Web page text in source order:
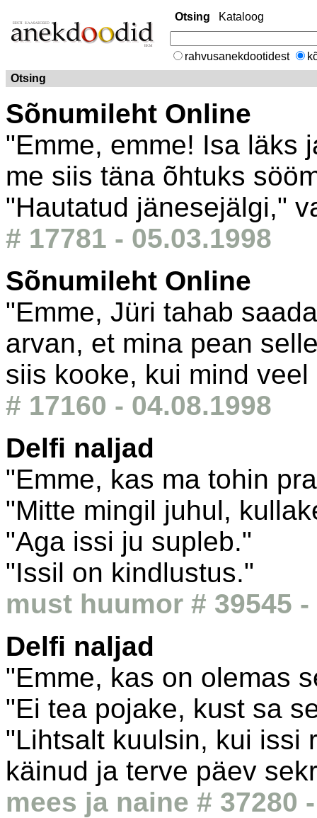
Otsing Kataloog
rahvusanekdootidest
Otsing
Sõnumileht Online
"Emme, emme! Isa läks
me siis täna õhtuks
"Hautatud jänesejälgi,"
# 17781 - 05.03.1998
Sõnumileht Online
"Emme, Jüri tahab
arvan, et mina pean
siis kooke, kui mind
# 17160 - 04.08.1998
Delfi naljad
"Emme, kas ma tohin
"Mitte mingil juhul,
"Aga issi ju supleb."
"Issil on kindlustus."
must huumor # 39545 -
Delfi naljad
"Emme, kas on olemas
"Ei tea pojake, kust sa
"Lihtsalt kuulsin, kui issi
käinud ja terve päev
mees ja naine # 37280